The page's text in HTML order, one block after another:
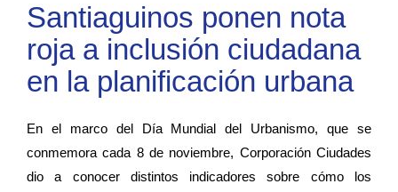
Santiaguinos ponen nota
roja a inclusión ciudadana
en la planificación urbana
En el marco del Día Mundial del Urbanismo, que se
conmemora cada 8 de noviembre, Corporación Ciudades
dio a conocer distintos indicadores sobre cómo los